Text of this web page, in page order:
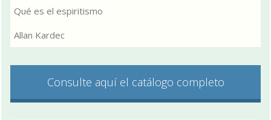
Qué es el espiritismo
Allan Kardec
Consulte aquí el catálogo completo